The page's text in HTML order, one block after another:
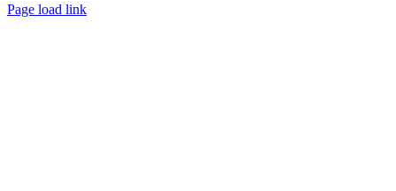
Page load link